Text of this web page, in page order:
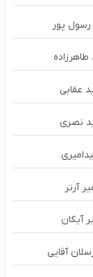
رسول پور
طاهرزاده
عقابی
نصری
آرتر
آیکان
آقایی